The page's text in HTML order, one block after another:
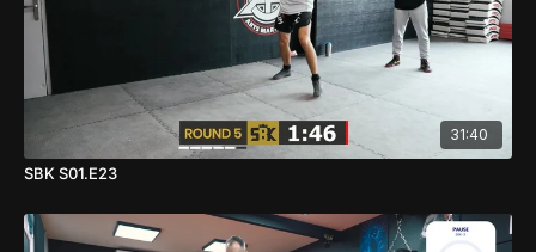
31:40
SBK S01.E23